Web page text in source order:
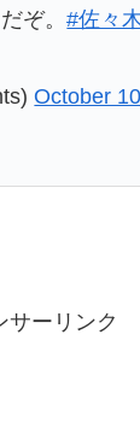
ぞ。#佐々
October
サーリンク